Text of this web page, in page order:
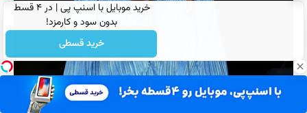
خرید موبایل با اسنپ پی | در ۴ قسط
بدون سود و کارمزد!
خرید قسطی